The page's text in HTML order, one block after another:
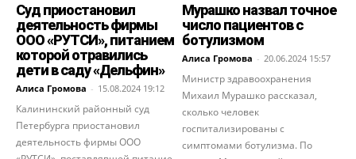
Суд приостановил
деятельность фирмы
ООО «РУТСИ», питанием
которой отравились
дети в саду «Дельфин»
Алиса Громова - 15.08.2024 19:12
Калининский районный суд
Петербурга приостановил
деятельность фирмы ООО
Мурашко назвал точное
число пациентов с
ботулизмом
Алиса Громова - 20.06.2024 15:57
Министр здравоохранения
Михаил Мурашко рассказал,
сколько человек
госпитализированы с
симптомами ботулизма. По